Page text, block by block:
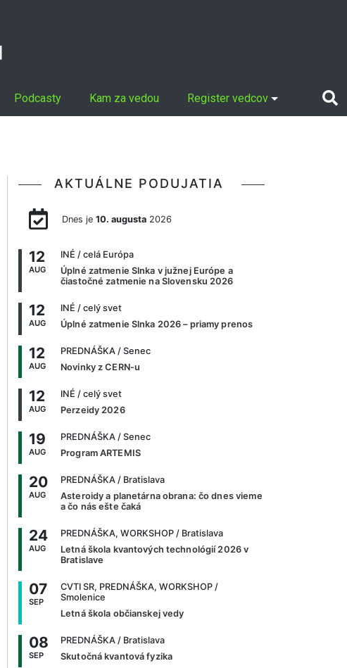
Podcasty Kam za vedou Register vedcov
AKTUÁLNE PODUJATIA
Dnes je 10. augusta2026
12
AUG
INÉ / celá Európa
Úplné zatmenie Slnka v južnej Európe a
čiastočné zatmenie na Slovensku 2026
12
AUG
INÉ / celý svet
Úplné zatmenie Slnka 2026 – priamy prenos
12
AUG
PREDNÁŠKA / Senec
Novinky z CERN-u
12
AUG
INÉ / celý svet
Perzeidy 2026
19
AUG
PREDNÁŠKA / Senec
Program ARTEMIS
20
AUG
PREDNÁŠKA / Bratislava
Asteroidy a planetárna obrana: čo dnes vieme
a čo nás ešte čaká
24
AUG
PREDNÁŠKA, WORKSHOP / Bratislava
Letná škola kvantových technológií 2026 v
Bratislave
07
SEP
CVTI SR, PREDNÁŠKA, WORKSHOP /
Smolenice
Letná škola občianskej vedy
08
SEP
PREDNÁŠKA / Bratislava
Skutočná kvantová fyzika